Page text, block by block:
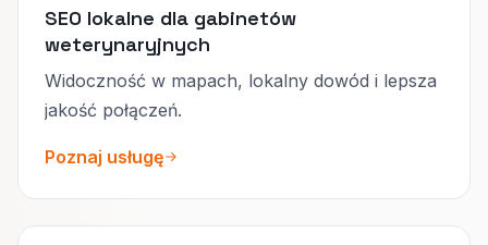
SEO lokalne dla gabinetów
weterynaryjnych
Widoczność w mapach, lokalny dowód i lepsza
jakość połączeń.
Poznaj usługę